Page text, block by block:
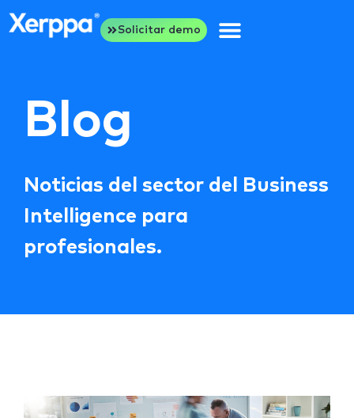
Solicitar demo
Blog
Noticias del sector del Business
Intelligence para
profesionales.